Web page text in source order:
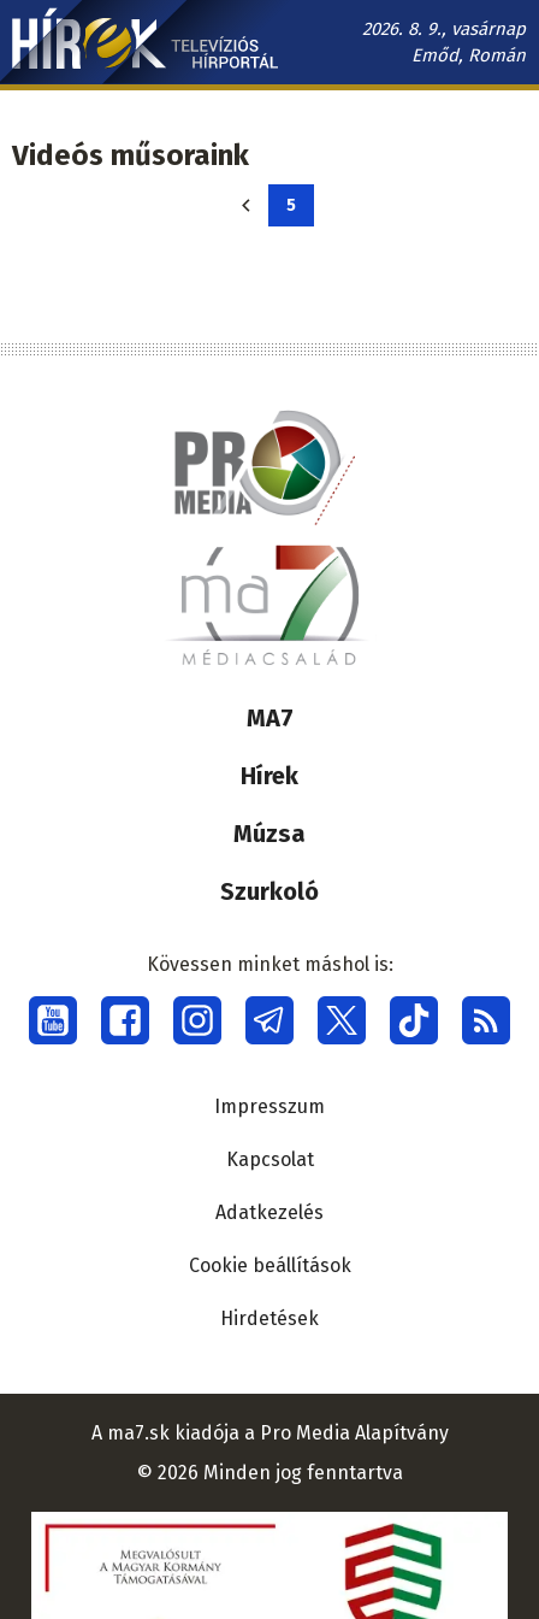
Ugrás
tartalomra
2026. 8. 9., vasárnap
Emőd, Román
Hírek.sk
navigáció
Videós műsoraink
5
Lábléc
médiacsalád
MA7
Hírek
Múzsa
Szurkoló
Social
menu
Kövessen minket máshol is:
Impresszum
Kapcsolat
Adatkezelés
Cookie beállítások
Hirdetések
A ma7.sk kiadója a Pro Media Alapítvány
© 2026 Minden jog fenntartva